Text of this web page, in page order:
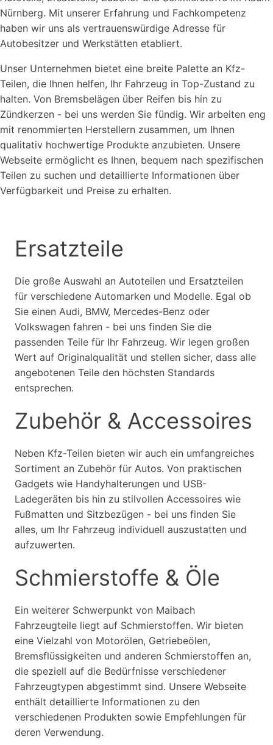
Nürnberg. Mit unserer Erfahrung und Fachkompetenz
haben wir uns als vertrauenswürdige Adresse für
Autobesitzer und Werkstätten etabliert.
Unser Unternehmen bietet eine breite Palette an Kfz-
Teilen, die Ihnen helfen, Ihr Fahrzeug in Top-Zustand zu
halten. Von Bremsbelägen über Reifen bis hin zu
Zündkerzen - bei uns werden Sie fündig. Wir arbeiten eng
mit renommierten Herstellern zusammen, um Ihnen
qualitativ hochwertige Produkte anzubieten. Unsere
Webseite ermöglicht es Ihnen, bequem nach spezifischen
Teilen zu suchen und detaillierte Informationen über
Verfügbarkeit und Preise zu erhalten.
Ersatzteile
Die große Auswahl an Autoteilen und Ersatzteilen
für verschiedene Automarken und Modelle. Egal ob
Sie einen Audi, BMW, Mercedes-Benz oder
Volkswagen fahren - bei uns finden Sie die
passenden Teile für Ihr Fahrzeug. Wir legen großen
Wert auf Originalqualität und stellen sicher, dass alle
angebotenen Teile den höchsten Standards
entsprechen.
Zubehör & Accessoires
Neben Kfz-Teilen bieten wir auch ein umfangreiches
Sortiment an Zubehör für Autos. Von praktischen
Gadgets wie Handyhalterungen und USB-
Ladegeräten bis hin zu stilvollen Accessoires wie
Fußmatten und Sitzbezügen - bei uns finden Sie
alles, um Ihr Fahrzeug individuell auszustatten und
aufzuwerten.
Schmierstoffe & Öle
Ein weiterer Schwerpunkt von Maibach
Fahrzeugteile liegt auf Schmierstoffen. Wir bieten
eine Vielzahl von Motorölen, Getriebeölen,
Bremsflüssigkeiten und anderen Schmierstoffen an,
die speziell auf die Bedürfnisse verschiedener
Fahrzeugtypen abgestimmt sind. Unsere Webseite
enthält detaillierte Informationen zu den
verschiedenen Produkten sowie Empfehlungen für
deren Verwendung.